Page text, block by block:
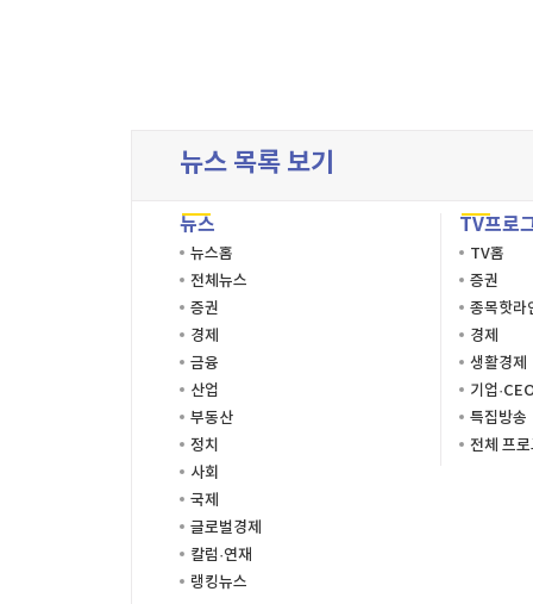
설명
뉴스 목록 보기
뉴스
뉴스홈
전체뉴스
증권
경제
금융
산업
부동산
정치
사회
국제
글로벌경제
칼럼·연재
랭킹뉴스
TV프로
TV홈
증권
종목핫라
경제
생활경제
기업
특집방송
전체 프